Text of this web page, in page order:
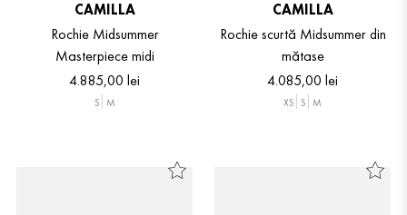
CAMILLA
Rochie Midsummer
Masterpiece midi
4.885,00 lei
S M
CAMILLA
Rochie scurtă Midsummer din
mătase
4.085,00 lei
XS S M